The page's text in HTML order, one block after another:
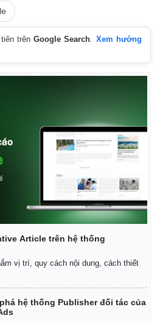
Multimedia
Ảnh
E-Magazine
tiên trênGoogle Search. Xem hướng
Article trên hệ thống
vị trí, quy cách nội dung, cách thiết
hệ thống Publisher đối tác của